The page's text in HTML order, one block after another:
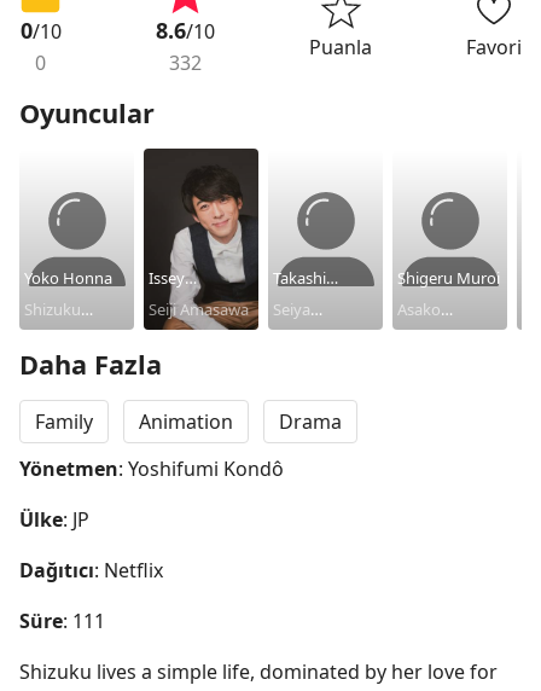
0/10
0
8.6/10
332
Puanla Favori
Oyuncular
Yoko Honna
Shizuku
Issey
Takahashi
Seiji Amasawa
Takashi
Tachibana
Seiya
Shigeru Muroi
Asako
Daha Fazla
Family Animation
Drama
Yönetmen: Yoshifumi Kondô
Ülke: JP
Dağıtıcı: Netflix
Süre: 111
Shizuku lives a simple life, dominated by her love for